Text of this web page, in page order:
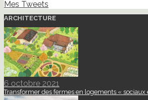
Mes Tweets
ARCHITECTURE
6 octobre 2021
Transformer des fermes en logements « sociaux